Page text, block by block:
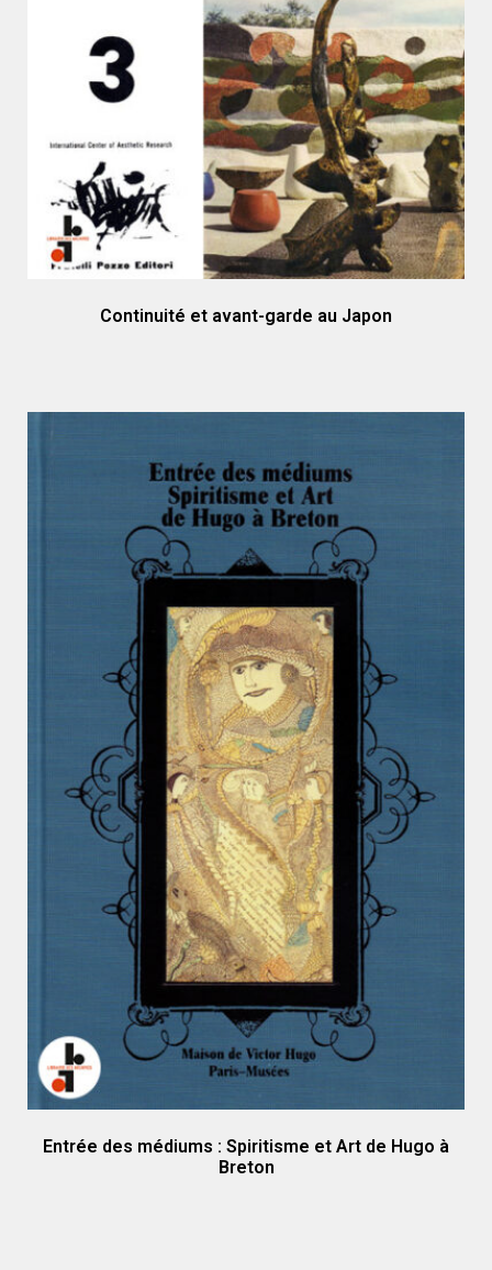
Continuité et avant-garde au Japon
Entrée des médiums : Spiritisme et Art de Hugo à
Breton